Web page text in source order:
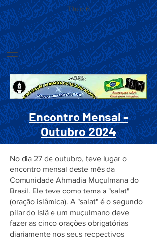
Título 6
Encontro Mensal -
Outubro 2024
No dia 27 de outubro, teve lugar o
encontro mensal deste mês da
Comunidade Ahmadia Muçulmana do
Brasil. Ele teve como tema a "salat"
(oração islâmica). A "salat" é o segundo
pilar do Islã e um muçulmano deve
fazer as cinco orações obrigatórias
diariamente nos seus recpectivos